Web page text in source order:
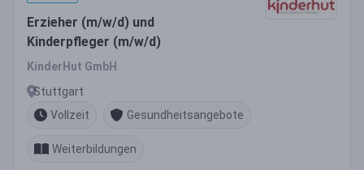
Erzieher (m/w/d) und
Kinderpfleger (m/w/d)
KinderHut GmbH
Stuttgart
Vollzeit
Gesundheitsangebote
Weiterbildungen